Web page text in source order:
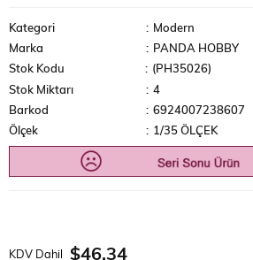
Kategori : Modern
Marka
: PANDA HOBBY
Stok Kodu
(PH35026)
Stok Miktarı
: 4
Barkod
: 6924007238607
Ölçek
: 1/35 ÖLÇEK
KDV Dahil $46.34